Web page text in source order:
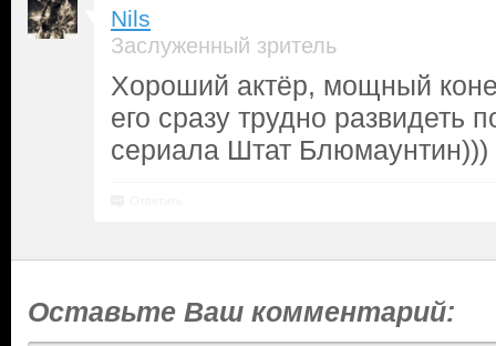
Nils
Заслуженный зритель
Хороший актёр, мощный
его сразу трудно развидеть
сериала Штат Блюмаунтин)))
Оставьте Ваш комментарий: